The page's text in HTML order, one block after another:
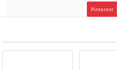
Pinterest